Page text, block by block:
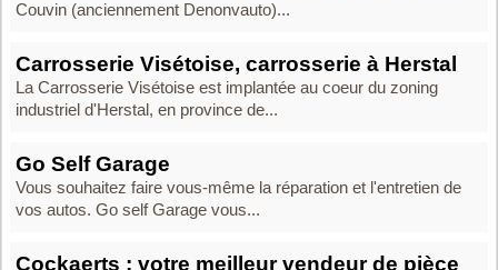
Couvin (anciennement Denonvauto)...
Carrosserie Visétoise, carrosserie à Herstal
La Carrosserie Visétoise est implantée au coeur du zoning
industriel d'Herstal, en province de...
Go Self Garage
Vous souhaitez faire vous-même la réparation et l'entretien de
vos autos. Go self Garage vous...
Cockaerts : votre meilleur vendeur de pièce